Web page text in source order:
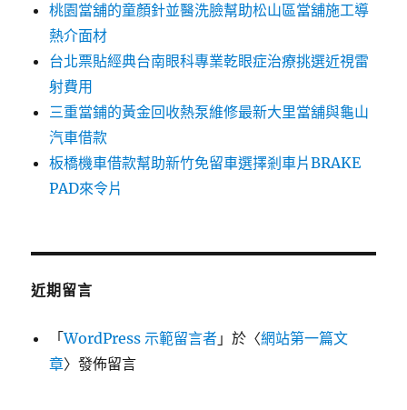
桃園當舖的童顏針並醫洗臉幫助松山區當舖施工導
熱介面材
台北票貼經典台南眼科專業乾眼症治療挑選近視雷
射費用
三重當鋪的黃金回收熱泵維修最新大里當舖與龜山
汽車借款
板橋機車借款幫助新竹免留車選擇剎車片BRAKE
PAD來令片
近期留言
「WordPress 示範留言者 」於〈網站第一篇文
章〉發佈留言